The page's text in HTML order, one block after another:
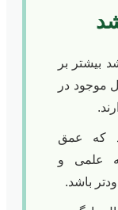
بیشتر بر
موجود در
که عمق
علمی و
باشد.